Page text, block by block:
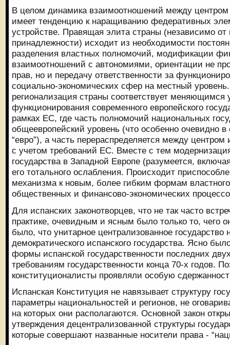
В целом динамика взаимоотношений между
имеет тенденцию к наращиванию федеративных
устройстве. Правящая элита страны (независимо от
принадлежности) исходит из необходимости
разделения властных полномочий, модификации
взаимоотношений с автономиями, ориентации не
прав, но и передачу ответственности за
социально-экономических сфер на местный
регионализация страны соответствует меняющимся
функционирования современного европейского
рамках ЕС, где часть полномочий национальных
общеевропейский уровень (что особенно очевидно
“евро”), а часть перераспределяется между
с учетом требований ЕС. Вместе с тем
государства в Западной Европе (разумеется,
его тотального ослабления. Происходит
механизма к новым, более гибким формам
общественных и финансово-экономических
Для испанских законотворцев, что не так часто
практике, очевидным и ясным было только то, чего
было, что унитарное централизованное
демократического испанского государства. Ясно
формы испанской государственности последних
требованиям государственности конца 70-х годов.
конституционалисты проявляли особую
Испанская Конституция не навязывает структуру
параметры национальностей и регионов, не
на которых они располагаются. Основной закон
утверждения децентрализованной структуры
которые совершают названные носители права -